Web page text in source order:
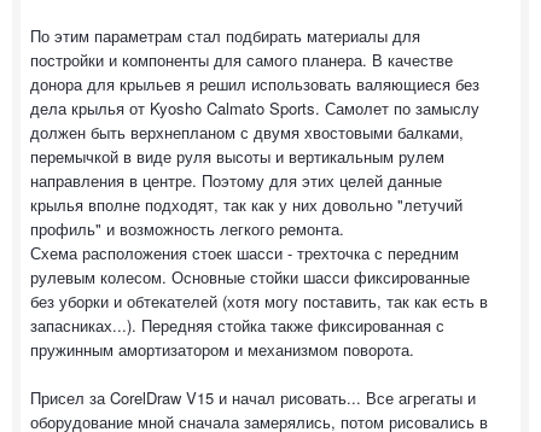
По этим параметрам стал подбирать материалы для
постройки и компоненты для самого планера. В качестве
донора для крыльев я решил использовать валяющиеся без
дела крылья от Kyosho Calmato Sports. Самолет по замыслу
должен быть верхнепланом с двумя хвостовыми балками,
перемычкой в виде руля высоты и вертикальным рулем
направления в центре. Поэтому для этих целей данные
крылья вполне подходят, так как у них довольно "летучий
профиль" и возможность легкого ремонта.
Схема расположения стоек шасси - трехточка с передним
рулевым колесом. Основные стойки шасси фиксированные
без уборки и обтекателей (хотя могу поставить, так как есть в
запасниках...). Передняя стойка также фиксированная с
пружинным амортизатором и механизмом поворота.
Присел за CorelDraw V15 и начал рисовать... Все агрегаты и
оборудование мной сначала замерялись, потом рисовались в